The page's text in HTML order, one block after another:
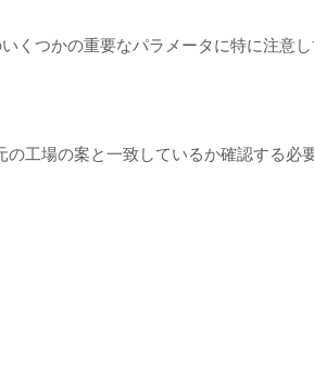
くつかの重要なパラメータに特に注意し
工場の案と一致しているか確認する必